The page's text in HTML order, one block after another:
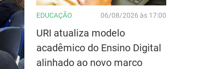
EDUCAÇÃO 06/08/2026 às 17:00
URI atualiza modelo
acadêmico do Ensino Digital
alinhado ao novo marco